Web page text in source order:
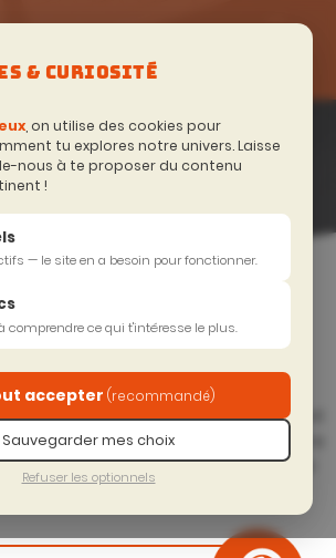
& CURIOSITÉ
, on utilise des cookies pour
tu explores notre univers. Laisse
nous à te proposer du contenu
!
— le site en a besoin pour fonctionner.
comprendre ce qui t'intéresse le plus.
accepter (recommandé)
Sauvegarder mes choix
Refuser les optionnels
ET
—
Technique >
et LLM
les llms, les agents, ia chats et
vous accompagner dans votre
le cycle de développement logiciel